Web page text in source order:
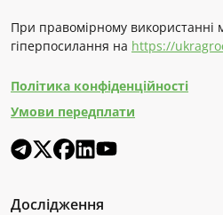
При правомірному використанні
гіперпосилання на https://
Політика конфіденційності
Умови передплати
Дослідження